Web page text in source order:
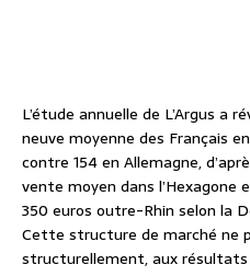
L’étude annuelle de L’Argus a
neuve moyenne des Français
contre 154 en Allemagne,
vente moyen dans l’Hexagone
350 euros outre-Rhin selon la
Cette structure de marché ne
structurellement, aux